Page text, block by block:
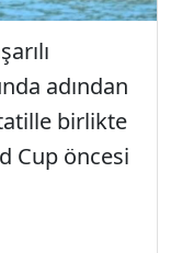
adından
birlikte
Cup öncesi